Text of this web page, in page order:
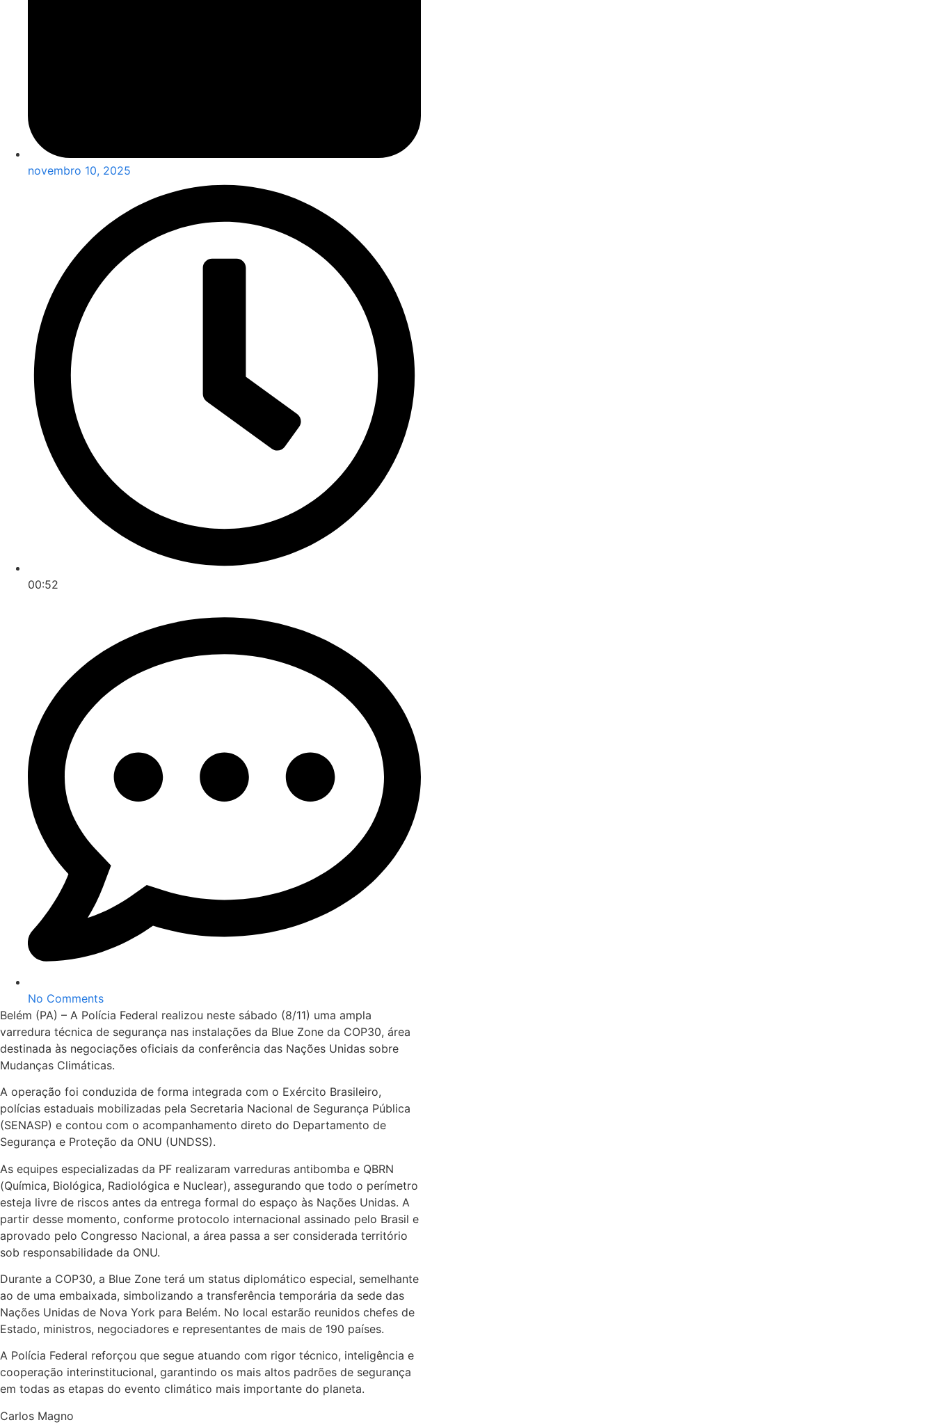
novembro 10, 2025
00:52
No Comments
Belém (PA) – A Polícia Federal realizou neste sábado (8/11) uma ampla
varredura técnica de segurança nas instalações da Blue Zone da COP30, área
destinada às negociações oficiais da conferência das Nações Unidas sobre
Mudanças Climáticas.
A operação foi conduzida de forma integrada com o Exército Brasileiro,
polícias estaduais mobilizadas pela Secretaria Nacional de Segurança Pública
(SENASP) e contou com o acompanhamento direto do Departamento de
Segurança e Proteção da ONU (UNDSS).
As equipes especializadas da PF realizaram varreduras antibomba e QBRN
(Química, Biológica, Radiológica e Nuclear), assegurando que todo o perímetro
esteja livre de riscos antes da entrega formal do espaço às Nações Unidas. A
partir desse momento, conforme protocolo internacional assinado pelo Brasil e
aprovado pelo Congresso Nacional, a área passa a ser considerada território
sob responsabilidade da ONU.
Durante a COP30, a Blue Zone terá um status diplomático especial, semelhante
ao de uma embaixada, simbolizando a transferência temporária da sede das
Nações Unidas de Nova York para Belém. No local estarão reunidos chefes de
Estado, ministros, negociadores e representantes de mais de 190 países.
A Polícia Federal reforçou que segue atuando com rigor técnico, inteligência e
cooperação interinstitucional, garantindo os mais altos padrões de segurança
em todas as etapas do evento climático mais importante do planeta.
Carlos Magno